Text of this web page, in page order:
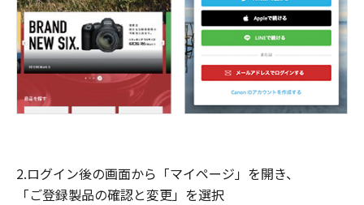
2.ログイン後の画面から「マイページ」を開き、
「ご登録製品の確認と変更」を選択